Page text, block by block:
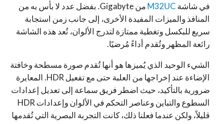
في شاشة M32UC
من Gigabyte. بفضل عدد لا بأس به من
المنافذ والميزات المفيدة الأخرى، إلى جانب زمن استجابة
سريع للبكسل وتغطية ممتازة لتدرج الألوان، تُعد هذه الشاشة
رائعة المظهر وتُقدم أداءً مُرضيًا.
الشيء الوحيد الذي يُميزها هو أنها تُقدم صورة مسطحة وخافتة
الإضاءة عند إخراجها من العلبة حتى مع تفعيل HDR. المعايرة
ضرورية بالتأكيد، حيث اضطر فريق سماعة إلى تعديل إعدادات
السطوع والتباين وعناصر التحكم في الألوان وإعدادات HDR
قليلاً، ولكن عندما فعلنا ذلك، كانت التجربة البصرية التي تُقدمها